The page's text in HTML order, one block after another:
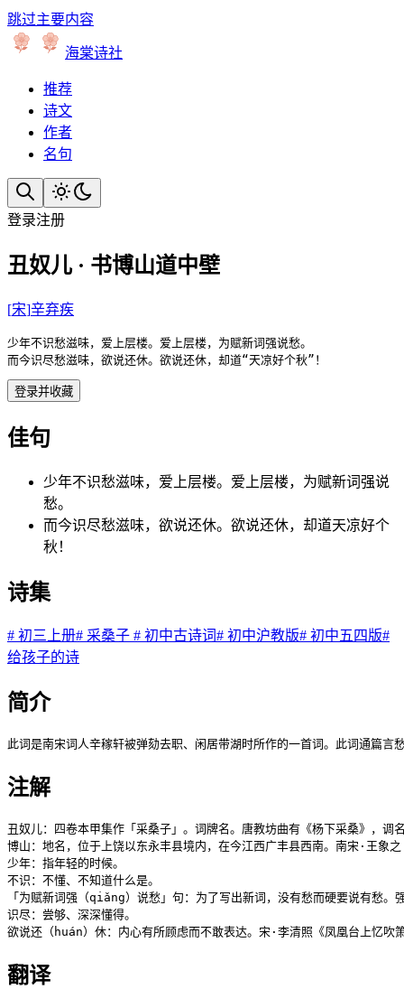
跳过主要内容
海棠诗社
推荐
诗文
作者
名句
登录注册
丑奴儿 · 书博山道中壁
[宋]辛弃疾
少年不识愁滋味，爱上层楼。爱上层楼，为赋新词强说愁。
而今识尽愁滋味，欲说还休。欲说还休，却道“天凉好个秋”！
登录并收藏
佳句
少年不识愁滋味，爱上层楼。爱上层楼，为赋新词强说
愁。
而今识尽愁滋味，欲说还休。欲说还休，却道天凉好个
秋！
诗集
# 初三上册# 采桑子 # 初中古诗词# 初中沪教版# 初中五四版#
给孩子的诗
简介
此词是南宋词人辛稼轩被弹劾去职、闲居带湖时所作的一首词。此词通篇
注解
丑奴儿：四卷本甲集作「采桑子」。词牌名。唐教坊曲有《杨下采桑》，
博山：地名，位于上饶以东永丰县境内，在今江西广丰县西南。南宋·王象
少年：指年轻的时候。
不识：不懂、不知道什么是。
「为赋新词强（qiǎng）说愁」句：为了写出新词，没有愁而硬要说有愁。
识尽：尝够、深深懂得。
欲说还（huán）休：内心有所顾虑而不敢表达。宋·李清照《凤凰台上忆吹
翻译